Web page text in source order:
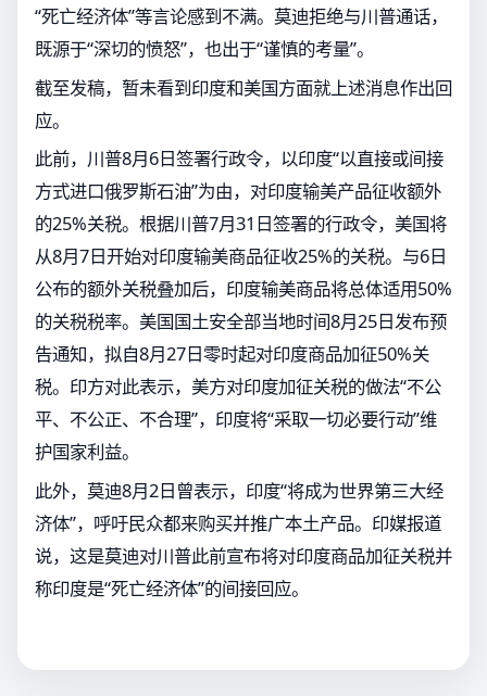
“死亡经济体”等言论感到不满。莫迪拒绝与川普通话，
既源于“深切的愤怒”，也出于“谨慎的考量”。
截至发稿，暂未看到印度和美国方面就上述消息作出回
应。
此前，川普8月6日签署行政令，以印度“以直接或间接
方式进口俄罗斯石油”为由，对印度输美产品征收额外
的25%关税。根据川普7月31日签署的行政令，美国将
从8月7日开始对印度输美商品征收25%的关税。与6日
公布的额外关税叠加后，印度输美商品将总体适用50%
的关税税率。美国国土安全部当地时间8月25日发布预
告通知，拟自8月27日零时起对印度商品加征50%关
税。印方对此表示，美方对印度加征关税的做法“不公
平、不公正、不合理”，印度将“采取一切必要行动”维
护国家利益。
此外，莫迪8月2日曾表示，印度“将成为世界第三大经
济体”，呼吁民众都来购买并推广本土产品。印媒报道
说，这是莫迪对川普此前宣布将对印度商品加征关税并
称印度是“死亡经济体”的间接回应。